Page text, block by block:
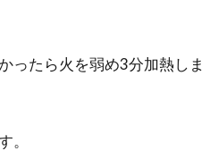
ったら火を弱め3分加熱しま
。